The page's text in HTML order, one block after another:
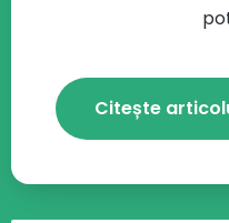
Citește